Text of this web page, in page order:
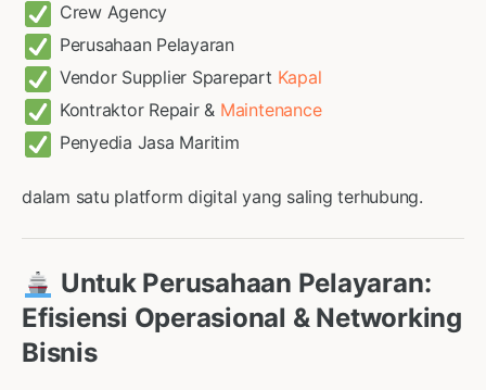
Crew Agency
Perusahaan Pelayaran
Vendor Supplier Sparepart Kapal
Kontraktor Repair & Maintenance
Penyedia Jasa Maritim
dalam satu platform digital yang saling terhubung.
Untuk Perusahaan Pelayaran:
Efisiensi Operasional & Networking
Bisnis